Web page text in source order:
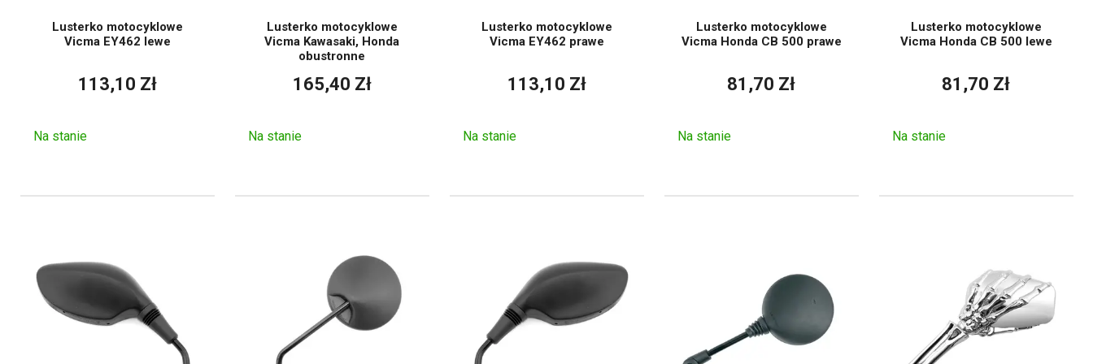
Większa pewność kierowcy podczas jazdy w mieście, na autostradzie, a także poza zabudowaniami.
Bardziej estetyczny wygląd motocykla, gdy lusterka pasują do kierownicy, owiewki i stylu motocykla.
mocowanie numeru rejestracyjnego.
Dlaczego jest to ważne Na co zwrócić uwagę przy wyborze
Widoczność
Kierowca musi mieć wystarczający przegląd
sytuacji za sobą.
Wielkość powierzchni lusterka, kształt i możliwość
regulacji kąta.
Lusterko motocyklowe
Vicma EY462 lewe
113,10 Zł
Na stanie
Lusterko motocyklowe
Vicma Kawasaki, Honda
obustronne
165,40 Zł
Na stanie
Lusterko motocyklowe
Vicma EY462 prawe
113,10 Zł
Na stanie
Lusterko motocyklowe
Vicma Honda CB 500 prawe
81,70 Zł
Na stanie
Lusterko motocyklowe
Vicma Honda CB 500 lewe
81,70 Zł
Na stanie